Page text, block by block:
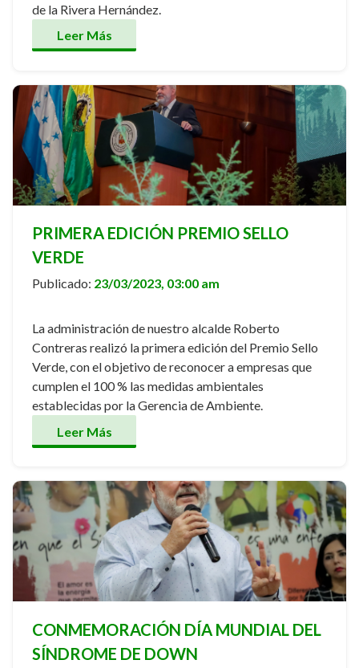
de la Rivera Hernández.
Leer Más
PRIMERA EDICIÓN PREMIO SELLO
VERDE
Publicado: 23/03/2023, 03:00 am
La administración de nuestro alcalde Roberto
Contreras realizó la primera edición del Premio Sello
Verde, con el objetivo de reconocer a empresas que
cumplen el 100 % las medidas ambientales
establecidas por la Gerencia de Ambiente.
Leer Más
CONMEMORACIÓN DÍA MUNDIAL DEL
SÍNDROME DE DOWN